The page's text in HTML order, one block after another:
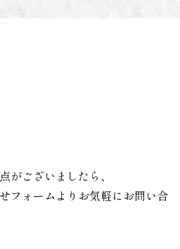
がございましたら、
フォームよりお気軽にお問い合